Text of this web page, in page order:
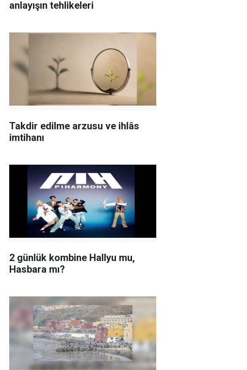
anlayışın tehlikeleri
Takdir edilme arzusu ve ihlâs
imtihanı
2 günlük kombine Hallyu mu,
Hasbara mı?